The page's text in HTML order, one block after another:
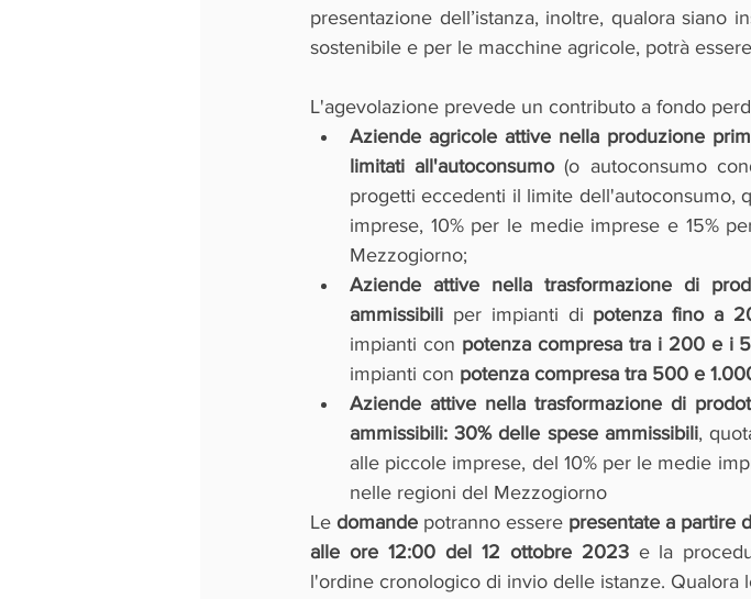
presentazione dell’istanza, inoltre, qualora siano
sostenibile e per le macchine agricole, potrà
L'agevolazione prevede un contributo a fondo
Aziende agricole attive nella produzione
limitati all'autoconsumo (o autoconsumo
progetti eccedenti il limite dell'autoconsumo,
imprese, 10% per le medie imprese e 15%
Mezzogiorno;
Aziende attive nella trasformazione di
ammissibili per impianti di potenza fino a
impianti con potenza compresa tra i 200 e i
impianti con potenza compresa tra 500 e
Aziende attive nella trasformazione di
ammissibili: 30% delle spese ammissibili,
alle piccole imprese, del 10% per le medie
nelle regioni del Mezzogiorno
Le domande potranno essere presentate a partire
alle ore 12:00 del 12 ottobre 2023 e la
l'ordine cronologico di invio delle istanze. Qualora